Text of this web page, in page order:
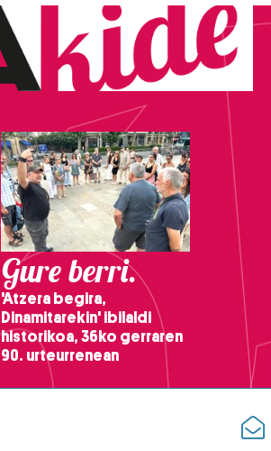
Gure berri.
'Atzera begira,
Dinamitarekin' ibilaldi
historikoa, 36ko gerraren
90. urteurrenean